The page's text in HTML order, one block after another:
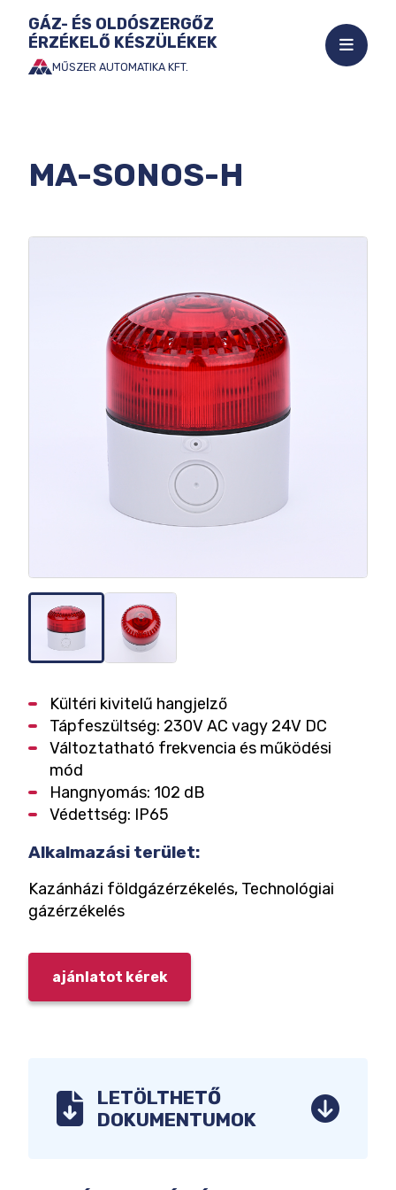
Ugrás
GÁZ- ÉS OLDÓSZERGŐZ
ÉRZÉKELŐ KÉSZÜLÉKEK
MŰSZER AUTOMATIKA KFT.
Mobil
menü
MA-SONOS-H
Kültéri kivitelű hangjelző
Tápfeszültség: 230V AC vagy 24V DC
Változtatható frekvencia és működési
mód
Hangnyomás: 102 dB
Védettség: IP65
Alkalmazási terület:
Kazánházi földgázérzékelés, Technológiai
gázérzékelés
ajánlatot kérek
LETÖLTHETŐ
DOKUMENTUMOK